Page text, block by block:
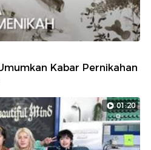
Kabar Pernikahan
01:20